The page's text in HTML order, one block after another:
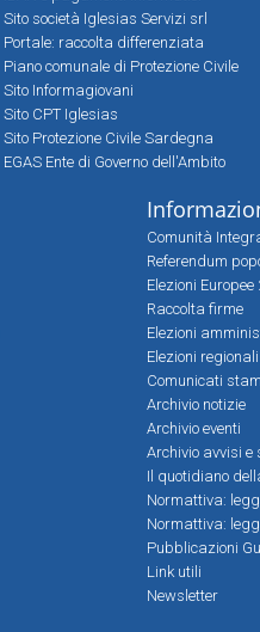
Sito società Iglesias Servizi srl
Portale: raccolta differenziata
Piano comunale di Protezione Civile
Sito Informagiovani
Sito CPT Iglesias
Sito Protezione Civile Sardegna
EGAS Ente di Governo dell'Ambito
Comunità
Referendum
Elezioni Europee
Raccolta firme
Elezioni
Elezioni
Comunicati
Archivio notizie
Archivio eventi
Archivio avvisi e
Il quotidiano
Normattiva:
Normattiva:
Pubblicazioni
Link utili
Newsletter